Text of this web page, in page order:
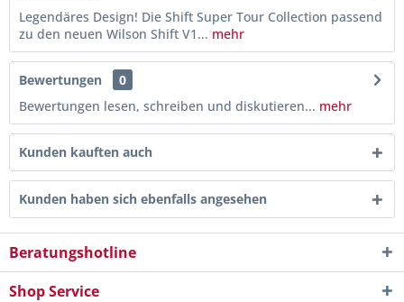
Legendäres Design! Die Shift Super Tour Collection passend
zu den neuen Wilson Shift V1... mehr
Bewertungen
0
Bewertungen lesen, schreiben und diskutieren... mehr
Kunden kauften auch
Kunden haben sich ebenfalls angesehen
Beratungshotline
Shop Service